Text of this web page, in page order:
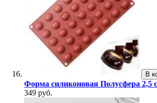
В
Форма силиконовая Полусфера 2,5
349 руб.